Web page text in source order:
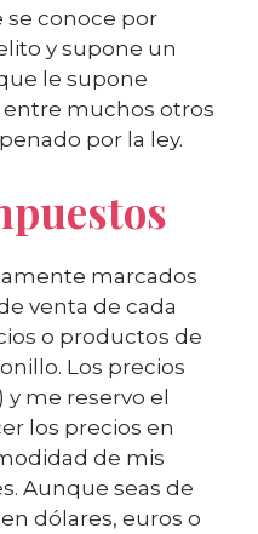
se conoce por
y supone un
le supone
entre muchos otros
por la ley.
marcados
venta de cada
o productos de
Los precios
y me reservo el
los precios en
de mis
Aunque seas de
dólares, euros o